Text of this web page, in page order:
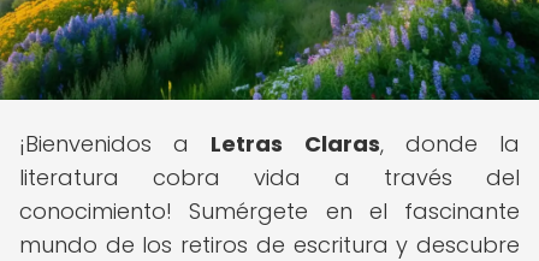
¡Bienvenidos a Letras Claras, donde la
literatura cobra vida a través del
conocimiento! Sumérgete en el fascinante
mundo de los retiros de escritura y descubre